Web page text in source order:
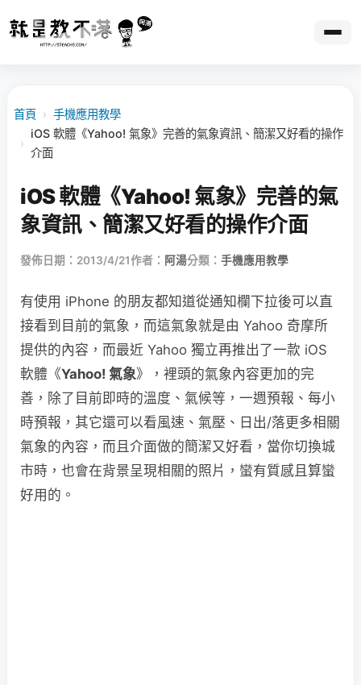
首頁 › 手機應用教學
›
iOS 軟體《Yahoo! 氣象》完善的氣象資訊、簡潔又好看的操作
介面
iOS 軟體《Yahoo! 氣象》完善的氣
象資訊、簡潔又好看的操作介面
發佈日期：2013/4/21作者： 阿湯分類： 手機應用教學
有使用 iPhone 的朋友都知道從通知欄下拉後可以直
接看到目前的氣象，而這氣象就是由 Yahoo 奇摩所
提供的內容，而最近 Yahoo 獨立再推出了一款 iOS
軟體《Yahoo! 氣象》，裡頭的氣象內容更加的完
善，除了目前即時的溫度、氣候等，一週預報、每小
時預報，其它還可以看風速、氣壓、日出/落更多相關
氣象的內容，而且介面做的簡潔又好看，當你切換城
市時，也會在背景呈現相關的照片，蠻有質感且算蠻
好用的。